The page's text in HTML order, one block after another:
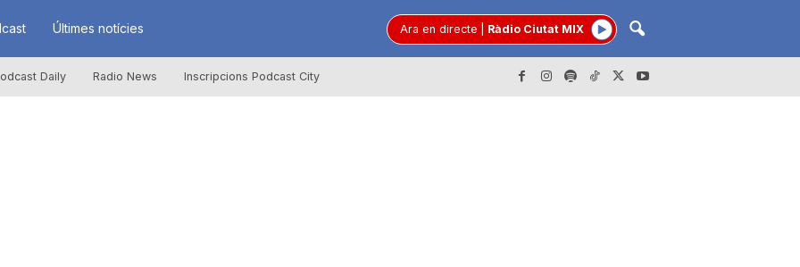
Últimes notícies Ara en directe Ràdio Ciutat MIX
Daily Radio News Inscripcions Podcast City